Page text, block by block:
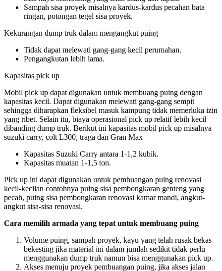
Sampah sisa proyek misalnya kardus-kardus pecahan bata
ringan, potongan tegel sisa proyek.
Kekurangan dump truk dalam mengangkut puing
Tidak dapat melewati gang-gang kecil perumahan.
Pengangkutan lebih lama.
Kapasitas pick up
Mobil pick up dapat digunakan untuk membuang puing dengan
kapasitas kecil. Dapat digunakan melewati gang-gang sempit
sehingga diharapkan fleksibel masuk kampung tidak memerluka izin
yang ribet. Selain itu, biaya operasional pick up relatif lebih kecil
dibanding dump truk. Berikut ini kapasitas mobil pick up misalnya
suzuki carry, colt L300, traga dan Gran Max
Kapasitas Suzuki Carry antara 1-1,2 kubik.
Kapasitas muatan 1-1,5 ton.
Pick up ini dapat digunakan untuk pembuangan puing renovasi
kecil-kecilan contohnya puing sisa pembongkaran genteng yang
pecah, puing sisa pembongkaran renovasi kamar mandi, angkut-
angkut sisa-sisa renovasi.
Cara memilih armada yang tepat untuk membuang puing
Volume puing, sampah proyek, kayu yang telah rusak bekas
bekesting jika material ini dalam jumlah sedikit tidak perlu
menggunakan dump truk namun bisa menggunakan pick up.
Akses menuju proyek pembuangan puing, jika akses jalan